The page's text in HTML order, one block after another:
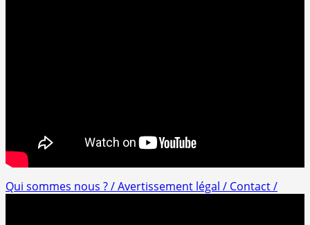
Qui sommes nous ? /Avertissement légal / Contact /